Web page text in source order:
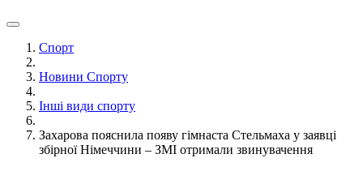
Спорт
Новини Спорту
Інші види спорту
Захарова пояснила появу гімнаста Стельмаха у заявці
збірної Німеччини – ЗМІ отримали звинувачення